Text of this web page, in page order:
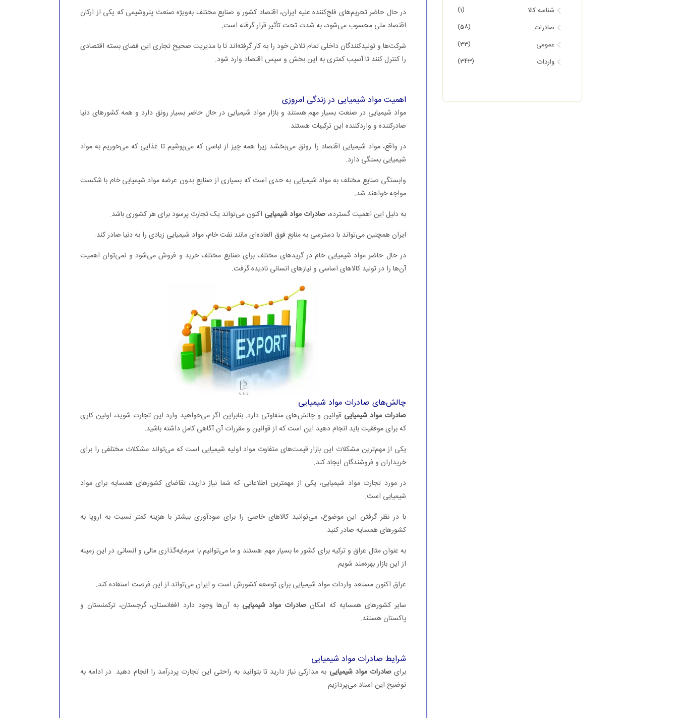
در حال حاضر تحریم‌های فلج‌کننده علیه ایران، اقتصاد کشور و صنایع مختلف به‌ویژه صنعت پتروشیمی که یکی از ارکان
اقتصاد ملی محسوب می‌شود، به شدت تحت تأثیر قرار گرفته است.
شرکت‌ها و تولیدکنندگان داخلی تمام تلاش خود را به کار گرفته‌اند تا با مدیریت صحیح تجاری این فضای بسته اقتصادی
را کنترل کنند تا آسیب کمتری به این بخش و سپس اقتصاد وارد شود.
اهمیت مواد شیمیایی در زندگی امروزی
مواد شیمیایی در صنعت بسیار مهم هستند و بازار مواد شیمیایی در حال حاضر بسیار رونق دارد و همه کشورهای دنیا
صادرکننده و واردکننده این ترکیبات هستند.
در واقع، مواد شیمیایی اقتصاد را رونق می‌بخشد زیرا همه چیز از لباسی که می‌پوشیم تا غذایی که می‌خوریم به مواد
شیمیایی بستگی دارد.
وابستگی صنایع مختلف به مواد شیمیایی به حدی است که بسیاری از صنایع بدون عرضه مواد شیمیایی خام با شکست
مواجه خواهند شد.
به دلیل این اهمیت گسترده،صادرات مواد شیمیایی اکنون می‌تواند یک تجارت پرسود برای هر کشوری باشد.
ایران همچنین می‌تواند با دسترسی به منابع فوق العاده‌ای مانند نفت خام، مواد شیمیایی زیادی را به دنیا صادر کند.
در حال حاضر مواد شیمیایی خام در گریدهای مختلف برای صنایع مختلف خرید و فروش می‌شود و نمی‌توان اهمیت
آن‌ها را در تولید کالاهای اساسی و نیازهای انسانی نادیده گرفت.
چالش‌های صادرات مواد شیمیایی
صادرات مواد شیمیایی قوانین و چالش‌های متفاوتی دارد. بنابراین اگر می‌خواهید وارد این تجارت شوید، اولین کاری
که برای موفقیت باید انجام دهید این است که از قوانین و مقررات آن آگاهی کامل داشته باشید.
یکی از مهم‌ترین مشکلات این بازار قیمت‌های متفاوت مواد اولیه شیمیایی است که می‌تواند مشکلات مختلفی را برای
خریداران و فروشندگان ایجاد کند.
در مورد تجارت مواد شیمیایی، یکی از مهمترین اطلاعاتی که شما نیاز دارید، تقاضای کشورهای همسایه برای مواد
شیمیایی است.
با در نظر گرفتن این موضوع، می‌توانید کالاهای خاصی را برای سودآوری بیشتر با هزینه کمتر نسبت به اروپا به
کشورهای همسایه صادر کنید.
به عنوان مثال عراق و ترکیه برای کشور ما بسیار مهم هستند و ما می‌توانیم با سرمایه‌گذاری مالی و انسانی در این زمینه
از این بازار بهره‌مند شویم.
عراق اکنون مستعد واردات مواد شیمیایی برای توسعه کشورش است و ایران می‌تواند از این فرصت استفاده کند.
سایر کشورهای همسایه که امکان صادرات مواد شیمیایی به آن‌ها وجود دارد افغانستان، گرجستان، ترکمنستان و
پاکستان هستند.
شرایط صادرات مواد شیمیایی
برایصادرات مواد شیمیایی به مدارکی نیاز دارید تا بتوانید به راحتی این تجارت پردرآمد را انجام دهید. در ادامه به
توضیح این اسناد می‌پردازیم.
شناسه کالا (1)
صادرات (58)
عمومی (33)
واردات (343)